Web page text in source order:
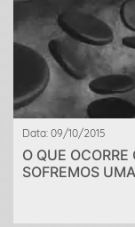
Data: 09/10/2015
O QUE
SOFREMOS